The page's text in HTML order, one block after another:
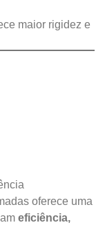
maior rigidez e
oferece uma
eficiência,